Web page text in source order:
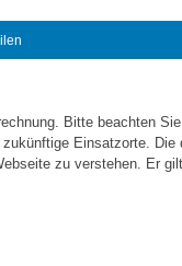
Bitte beachten
Einsatzorte.
zu verstehen. Er